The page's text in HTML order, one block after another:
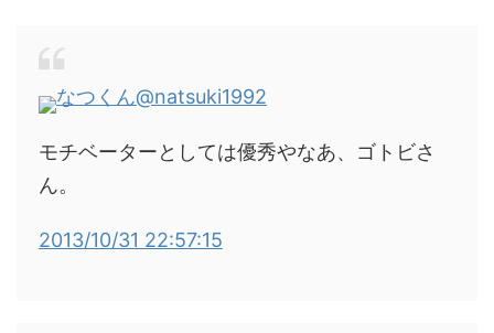
なつくん@natsuki1992
モチベーターとしては優秀やなあ、ゴトビさ
ん。
2013/10/31 22:57:15